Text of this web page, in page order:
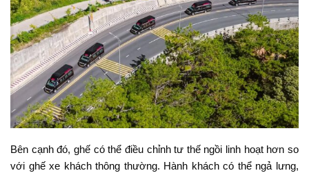
Bên cạnh đó, ghế có thể điều chỉnh tư thế ngồi linh hoạt hơn so
với ghế xe khách thông thường. Hành khách có thể ngả lưng,